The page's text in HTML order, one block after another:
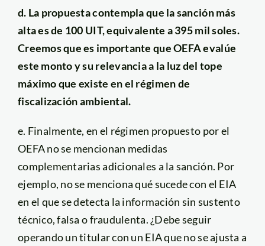
d. La propuesta contempla que la sanción más
alta es de 100 UIT, equivalente a 395 mil soles.
Creemos que es importante que OEFA evalúe
este monto y su relevancia a la luz del tope
máximo que existe en el régimen de
fiscalización ambiental.
e. Finalmente, en el régimen propuesto por el
OEFA no se mencionan medidas
complementarias adicionales a la sanción. Por
ejemplo, no se menciona qué sucede con el EIA
en el que se detecta la información sin sustento
técnico, falsa o fraudulenta. ¿Debe seguir
operando un titular con un EIA que no se ajusta a